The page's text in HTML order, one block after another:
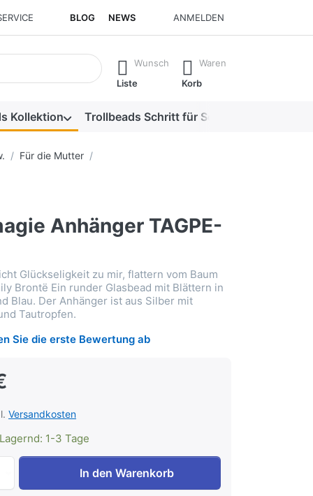
BLOG NEWS ANMELDEN
erste Ergebnisse. Drücken Sie die Eingabetaste, um alle
Wunsch
Liste
Waren
Korb
Kollektion Trollbeads Schritt für Schritt
Für die Mutter
Anhänger TAGPE-
Glückseligkeit zu mir, flattern vom Baum
Brontë Ein runder Glasbead mit Blättern in
Blau. Der Anhänger ist aus Silber mit
Tautropfen.
Sie die erste Bewertung ab
Versandkosten
Lagernd: 1-3 Tage
Herbstmagie Anhänger TAGPE-00084 zu 89,00 €, Menge 1.
In den Warenkorb